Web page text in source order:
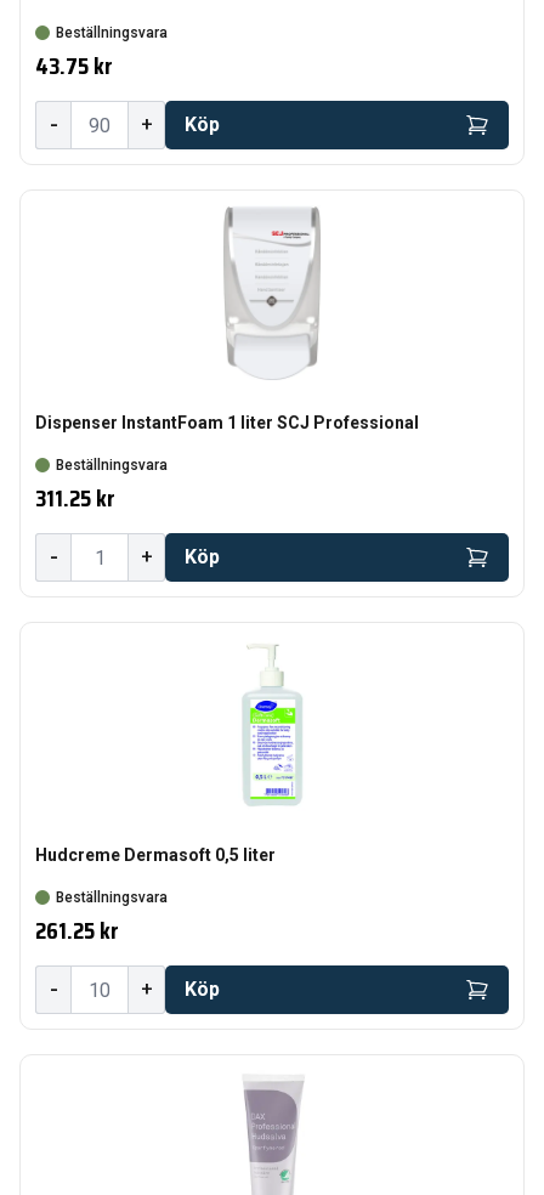
Beställningsvara
43.75 kr
- + Köp
Dispenser InstantFoam 1 liter SCJ Professional
Beställningsvara
311.25 kr
- + Köp
Hudcreme Dermasoft 0,5 liter
Beställningsvara
261.25 kr
- + Köp